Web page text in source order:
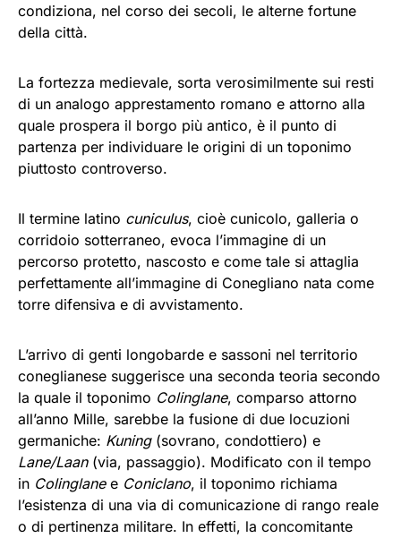
condiziona, nel corso dei secoli, le alterne fortune
della città.
La fortezza medievale, sorta verosimilmente sui resti
di un analogo apprestamento romano e attorno alla
quale prospera il borgo più antico, è il punto di
partenza per individuare le origini di un toponimo
piuttosto controverso.
Il termine latino cuniculus, cioè cunicolo, galleria o
corridoio sotterraneo, evoca l’immagine di un
percorso protetto, nascosto e come tale si attaglia
perfettamente all’immagine di Conegliano nata come
torre difensiva e di avvistamento.
L’arrivo di genti longobarde e sassoni nel territorio
coneglianese suggerisce una seconda teoria secondo
la quale il toponimo Colinglane, comparso attorno
all’anno Mille, sarebbe la fusione di due locuzioni
germaniche: Kuning(sovrano, condottiero) e
Lane/Laan(via, passaggio). Modificato con il tempo
in Colinglanee Coniclano, il toponimo richiama
l’esistenza di una via di comunicazione di rango reale
o di pertinenza militare. In effetti, la concomitante